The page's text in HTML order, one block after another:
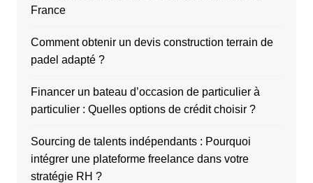
France
Comment obtenir un devis construction terrain de
padel adapté ?
Financer un bateau d’occasion de particulier à
particulier : Quelles options de crédit choisir ?
Sourcing de talents indépendants : Pourquoi
intégrer une plateforme freelance dans votre
stratégie RH ?